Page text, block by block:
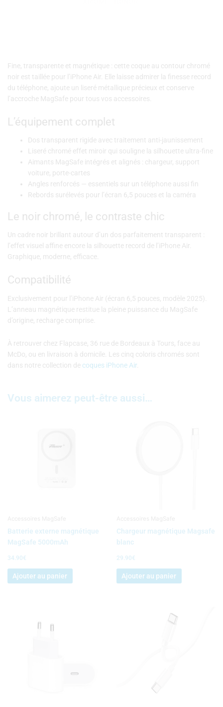
Fine, transparente et magnétique : cette coque au contour chromé
noir est taillée pour l’iPhone Air. Elle laisse admirer la finesse record
du téléphone, ajoute un liseré métallique précieux et conserve
l’accroche MagSafe pour tous vos accessoires.
L’équipement complet
Dos transparent rigide avec traitement anti-jaunissement
Liseré chromé effet miroir qui souligne la silhouette ultra-fine
Aimants MagSafe intégrés et alignés : chargeur, support
voiture, porte-cartes
Angles renforcés — essentiels sur un téléphone aussi fin
Rebords surélevés pour l’écran 6,5 pouces et la caméra
Le noir chromé, le contraste chic
Un cadre noir brillant autour d’un dos parfaitement transparent :
l’effet visuel affine encore la silhouette record de l’iPhone Air.
Graphique, moderne, efficace.
Compatibilité
Exclusivement pour l’iPhone Air (écran 6,5 pouces, modèle 2025).
L’anneau magnétique restitue la pleine puissance du MagSafe
d’origine, recharge comprise.
À retrouver chez Flapcase, 36 rue de Bordeaux à Tours, face au
McDo, ou en livraison à domicile. Les cinq coloris chromés sont
dans notre collection de coques iPhone Air
Vous aimerez peut-être aussi…
Accessoires MagSafe
Batterie externe magnétique
MagSafe 5000mAh
34.90€
Ajouter au panier
Accessoires MagSafe
Chargeur magnétique Magsafe
blanc
29.90€
Ajouter au panier